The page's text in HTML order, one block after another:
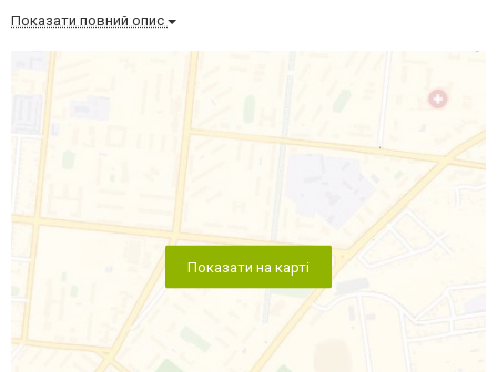
Показати повний опис
Показати на карті